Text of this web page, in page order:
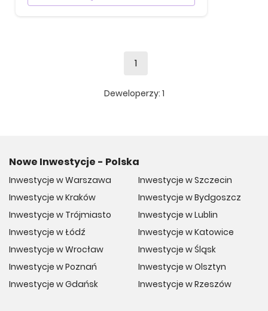
1
Deweloperzy: 1
Nowe Inwestycje - Polska
Inwestycje w Warszawa
Inwestycje w Kraków
Inwestycje w Trójmiasto
Inwestycje w Łódź
Inwestycje w Wrocław
Inwestycje w Poznań
Inwestycje w Gdańsk
Inwestycje w Szczecin
Inwestycje w Bydgoszcz
Inwestycje w Lublin
Inwestycje w Katowice
Inwestycje w Śląsk
Inwestycje w Olsztyn
Inwestycje w Rzeszów